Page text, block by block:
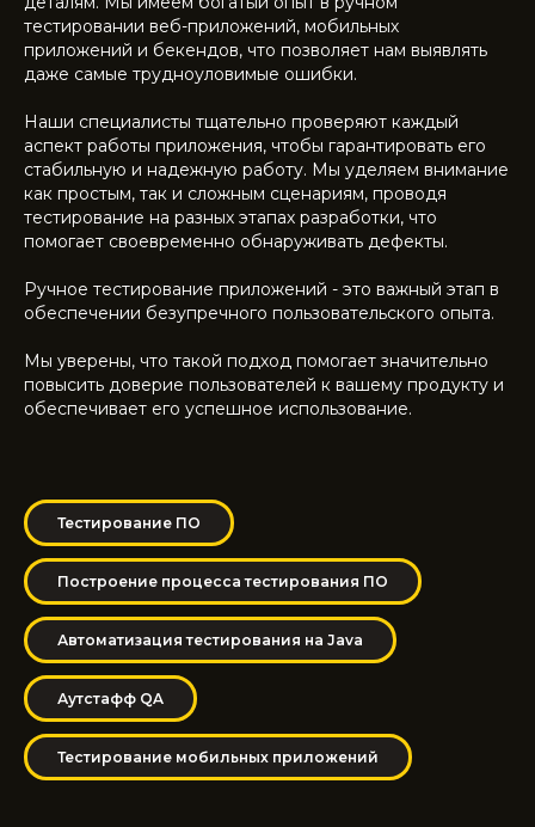
тестировании веб-приложений, мобильных
приложений и бекендов, что позволяет нам выявлять
даже самые трудноуловимые ошибки.
Наши специалисты тщательно проверяют каждый
аспект работы приложения, чтобы гарантировать его
стабильную и надежную работу. Мы уделяем внимание
как простым, так и сложным сценариям, проводя
тестирование на разных этапах разработки, что
помогает своевременно обнаруживать дефекты.
Ручное тестирование приложений - это важный этап в
обеспечении безупречного пользовательского опыта.
Мы уверены, что такой подход помогает значительно
повысить доверие пользователей к вашему продукту и
обеспечивает его успешное использование.
Тестирование ПО
Построение процесса тестирования ПО
Автоматизация тестирования на Java
Аутстафф QA
Тестирование мобильных приложений